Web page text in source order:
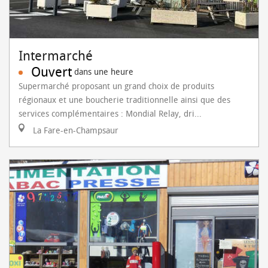
Intermarché
Ouvert dans une heure
Supermarché proposant un grand choix de produits
régionaux et une boucherie traditionnelle ainsi que des
services complémentaires : Mondial Relay, dri...
La Fare-en-Champsaur